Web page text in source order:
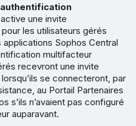
une invite
les utilisateurs gérés
Sophos Central
multifacteur
recevront une invite
se connecteront, par
au Portail Partenaires
s’ils n’avaient pas configuré
auparavant.